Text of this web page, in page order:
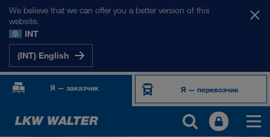
We believe that we can offer you a better version of this
website.
INT
(INT) English
Я — заказчик Я — перевозчик